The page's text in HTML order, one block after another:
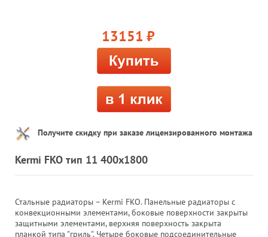
13151 руб.
Получите скидку при заказе лицензированного монтажа
Kermi FKO тип 11 400x1800
Стальные радиаторы – Kermi FKO. Панельные радиаторы с
конвекционными элементами, боковые поверхности закрыты
защитными элементами, верхняя поверхность закрыта
планкой типа "гриль". Четыре боковые подсоединительные